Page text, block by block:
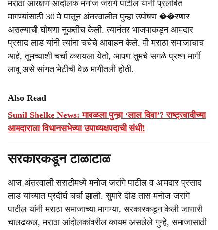
मराठा आरक्षण आंदोलक मनोज जरांगे पाटील यांनी प्रलंबित
मागण्यांसाठी 30 मे पासून अंतरवालीत पुन्हा उपोषण ��रणार
असल्याची घोषणा नुकतीच केली. त्यानंतर भाजपाकडून आमदार
प्रसाद लाड यांनी त्यांना चर्चेचे आवाहन केले. मी मराठा समाजाचाच
आहे, तुमच्याशी चर्चा करायला येतो, आपण तुमचे सगळे प्रश्न मार्गी
लावू असे सांगत भेटीची वेळ मागीतली होती.
Also Read
Sunil Shelke News: मावळला पुन्हा ‘लाल दिवा’? राष्ट्रवादीच्या
आमदाराला विधानसभेच्या उपाध्यक्षपदाची संधी!
सरकारकडून टाळाटाळ
आज अंतरवाली सराटीमध्ये मनोज जरांगे पाटील व आमदार प्रसाद
लाड यांच्यात प्रदीर्घ चर्चा झाली. सुमारे दीड तास मनोज जरांगे
पाटील यांनी मराठा समाजाच्या मागण्या, सरकारकडून केली जाणारी
चालढकल, मराठा आंदोलकांवरील कायम असलेले गुन्हे, समाजासाठी